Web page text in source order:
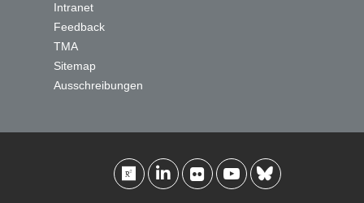
Intranet
Feedback
TMA
Sitemap
Ausschreibungen